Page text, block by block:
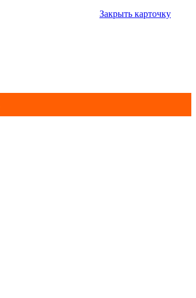
Закрыть карточку